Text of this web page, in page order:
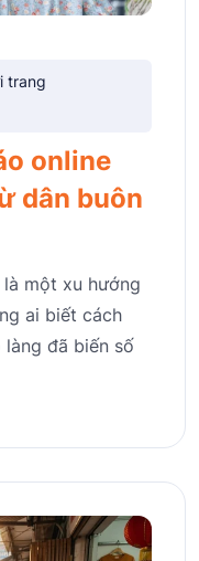
trang
online
dân buôn
một xu hướng
ai biết cách
làng đã biến số